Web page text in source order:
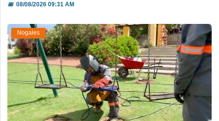
📅08/08/2026 09:31 AM
Nogales